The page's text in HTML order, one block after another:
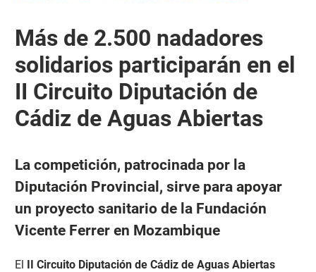
Más de 2.500 nadadores
solidarios participarán en el
II Circuito Diputación de
Cádiz de Aguas Abiertas
La competición, patrocinada por la
Diputación Provincial, sirve para apoyar
un proyecto sanitario de la Fundación
Vicente Ferrer en Mozambique
El II Circuito Diputación de Cádiz de Aguas Abiertas